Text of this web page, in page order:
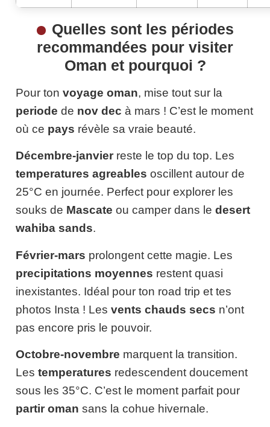
Quelles sont les périodes
recommandées pour visiter
Oman et pourquoi ?
Pour ton voyage oman, mise tout sur la
periode de nov dec à mars ! C’est le moment
où ce pays révèle sa vraie beauté.
Décembre-janvier reste le top du top. Les
temperatures agreables oscillent autour de
25°C en journée. Perfect pour explorer les
souks de Mascate ou camper dans le desert
wahiba sands.
Février-mars prolongent cette magie. Les
precipitations moyennes restent quasi
inexistantes. Idéal pour ton road trip et tes
photos Insta ! Les vents chauds secs n’ont
pas encore pris le pouvoir.
Octobre-novembre marquent la transition.
Les temperatures redescendent doucement
sous les 35°C. C’est le moment parfait pour
partir oman sans la cohue hivernale.